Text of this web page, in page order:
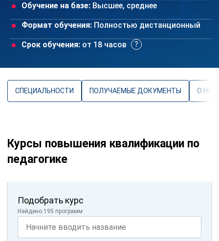
Обучение на базе: Высшее, среднее
Формат обучения: Полностью дистанционный
Срок обучения: от 18 часов
СПЕЦИАЛЬНОСТИ ПОЛУЧАЕМЫЕ ДОКУМЕНТЫ О
Курсы повышения квалификации по
педагогике
Подобрать курс
Найдено 195 программ